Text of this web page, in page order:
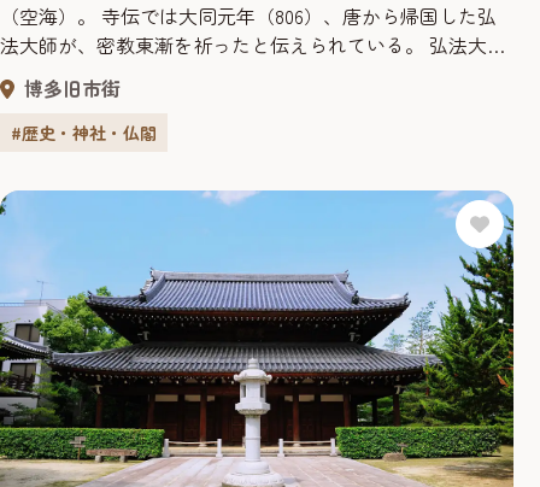
（空海）。 寺伝では大同元年（806）、唐から帰国した弘
法大師が、密教東漸を祈ったと伝えられている。 弘法大師
創建の寺としては日本最古で、当初は海辺の地にありまし
たが、福岡藩二代藩主･黒田忠之によって現在地へと移り、
黒田家により300石の寺領と山林15万坪の寄進がなされた。
在は市指...
博多旧市街
#歴史・神社・仏閣